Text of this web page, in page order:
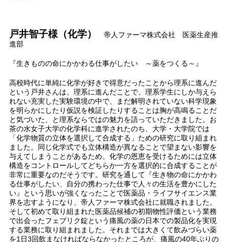
戸井智子様（化学）
帝人ファーマ株式会社 医薬生産推
進部
『生きものの命にかかわる仕事がしたい ～薬をつくる～』
高校時代に単純に化学が好きで得意だったことから理系に進んだ
という戸井さんは、理系に進んだことで、理系学生にしか与えら
れない充実した実験環境の中で、まだ解明されていない科学現象
を明らかにしたり仮説を検証したりすることは胸が高鳴ることだ
と気づいた、と理系ならではの魅力を語っていただきました。お
茶の水女子大学の化学科に進学されたのち、大学・大学院では
「化学物質の立体を選択して合成する」ための研究に取り組まれ
ました。同じ化学式でも立体構造が異なることで望まない影響を
与えてしまうことがあるため、化学の恩恵を受けるためには立体
構造をコントロールしてどちらか一方を選択的に合成することが
非常に重要なのだそうです。研究を通して『生き物の命にかかわ
る仕事がしたい、自分の携わった仕事で人々の生活を豊かにした
い』という思いが強くなったことで医薬品・ライフサイエンス業
界を志すようになり、帝人ファーマ株式会社に就職されました。
そして初めて取り組まれた医薬品候補の初期物性評価という業務
で出会ったフェブリク錠という痛風の薬の日本での製品化を実現
する業務に取り組まれました。それまでは大きくて飲みづらい薬
を1日3回飲まなければならなかったところが、痛風の40年ぶりの